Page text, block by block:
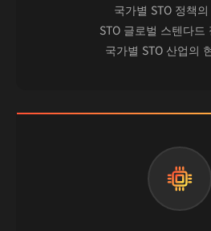
국가별 STO 정책
STO 글로벌 스텐다드
국가별 STO 산업의